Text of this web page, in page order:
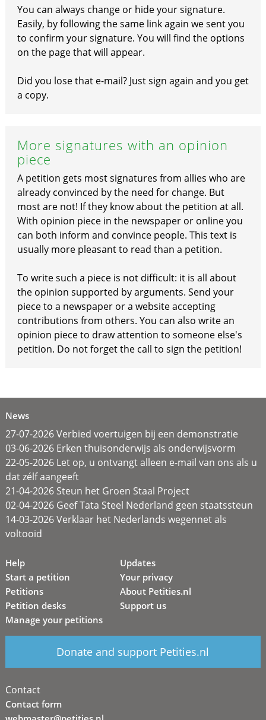
You can always change or hide your signature.
Easily, by following the same link again we sent you
to confirm your signature. You will find the options
on the page that will appear.
Did you lose that e-mail? Just sign again and you get
a copy.
More signatures with an opinion
piece
A petition gets most signatures from allies who are
already convinced by the need for change. But
most are not! If they know about the petition at all.
With opinion piece in the newspaper or online you
can both inform and convince people. This text is
usually more pleasant to read than a petition.
To write such a piece is not difficult: it is all about
the opinion supported by arguments. Send your
piece to a newspaper or a website accepting
contributions from others. You can also write an
opinion piece to draw attention to someone else's
petition. Do not forget the call to sign the petition!
News
27-07-2026 Verbied voertuigen bij een demonstratie
03-06-2026 Erken thuisonderwijs als onderwijsvorm
22-05-2026 Let op, u ontvangt alleen e-mail van ons als u
dat zélf aangeeft
21-04-2026 Steun het Groen Staal Project
02-04-2026 Geef Tata Steel Nederland geen staatssteun
14-03-2026 Verklaar het Nederlands wegennet als
voltooid
Help
Start a petition
Petitions
Petition desks
Manage your petitions
Updates
Your privacy
About Petities.nl
Support us
Donate and support Petities.nl
Contact
Contact form